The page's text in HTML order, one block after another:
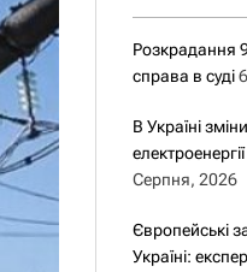
Розкрадання
справа в суді
В Україні
Серпня, 2026
Європейські
Україні: